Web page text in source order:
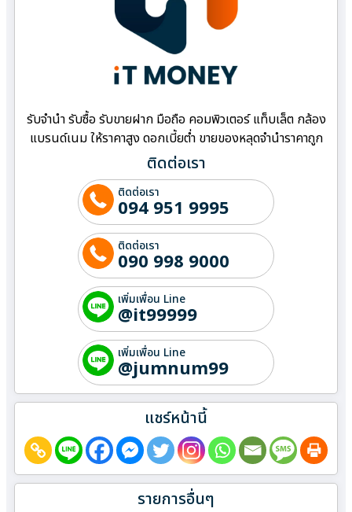
รับจำนำ รับซื้อ รับขายฝาก มือถือ คอมพิวเตอร์ แท็บเล็ต กล้อง
แบรนด์เนม ให้ราคาสูง ดอกเบี้ยต่ำ ขายของหลุดจำนำราคาถูก
ติดต่อเรา
ติดต่อเรา
094 951 9995
ติดต่อเรา
090 998 9000
เพิ่มเพื่อน Line
@it99999
เพิ่มเพื่อน Line
@jumnum99
แชร์หน้านี้
รายการอื่นๆ